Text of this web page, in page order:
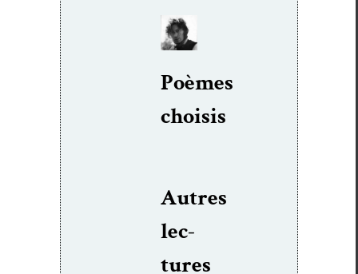
Poèmes
choi­sis
Autres
lec­
tures